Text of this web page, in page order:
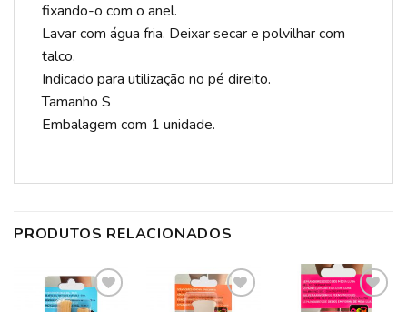
fixando-o com o anel.
Lavar com água fria. Deixar secar e polvilhar com
talco.
Indicado para utilização no pé direito.
Tamanho S
Embalagem com 1 unidade.
PRODUTOS RELACIONADOS